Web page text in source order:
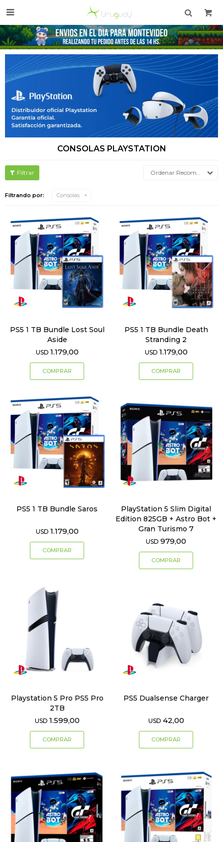

CONSOLAS PLAYSTATION
Recomendados
Filtrando por: Consolas
PS5 1 TB Bundle Lost Soul
Aside
USD 1.179,00
PS5 1 TB Bundle Death
Stranding 2
USD 1.179,00
PS5 1 TB Bundle Saros
USD 1.179,00
PlayStation 5 Slim Digital
Edition 825GB + Astro Bot +
Gran Turismo 7
USD 979,00
Playstation 5 Pro PS5 Pro
2TB
USD 1.599,00
PS5 Dualsense Charger
USD 42,00